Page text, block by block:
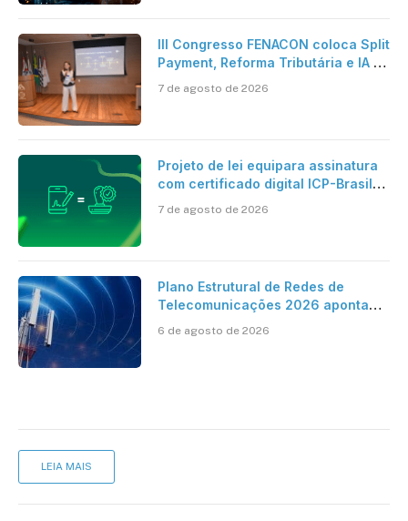
III Congresso FENACON coloca Split
Payment, Reforma Tributária e IA no
centro dos debates
7 de agosto de 2026
Projeto de lei equipara assinatura
com certificado digital ICP-Brasil
cartório
7 de agosto de 2026
Plano Estrutural de Redes de
Telecomunicações 2026 aponta
mantém desafio
6 de agosto de 2026
LEIA MAIS